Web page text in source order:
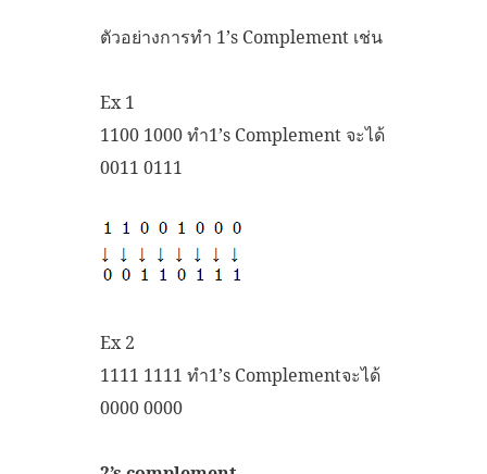
ตัวอย่างการทำ 1’s Complement เช่น
Ex 1
1100 1000 ทำ1’s Complement จะได้
0011 0111
Ex 2
1111 1111 ทำ1’s Complementจะได้
0000 0000